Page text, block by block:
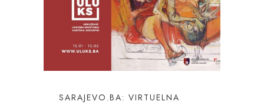
SARAJEVO.BA: VIRTUELNA